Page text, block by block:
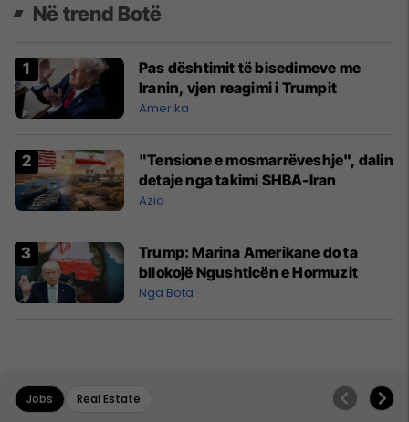
Në trend Botë
Pas dështimit të bisedimeve me
Iranin, vjen reagimi i Trumpit
Amerika
"Tensione e mosmarrëveshje", dalin
detaje nga takimi SHBA-Iran
Azia
Trump: Marina Amerikane do ta
bllokojë Ngushticën e Hormuzit
Nga Bota
Jobs Real Estate